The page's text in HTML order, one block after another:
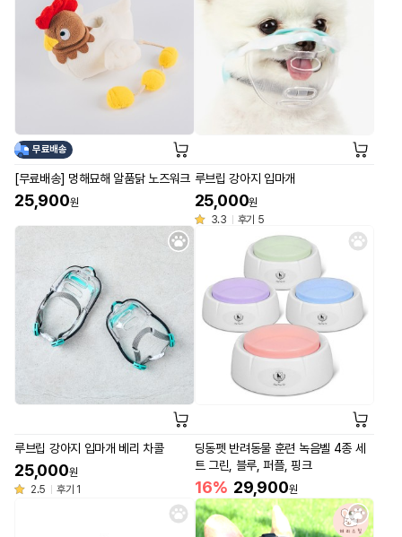
무료배송
[무료배송] 멍해묘해 알품닭 노즈워크
25,900원
루브립 강아지 입마개
25,000원
3.3
후기 5
루브립 강아지 입마개 베리 차콜
25,000원
2.5
후기 1
딩동펫 반려동물 훈련 녹음벨 4종 세
트 그린, 블루, 퍼플, 핑크
16% 29,900원